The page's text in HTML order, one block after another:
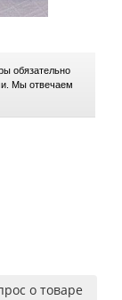
обязательно
Мы отвечаем
о товаре